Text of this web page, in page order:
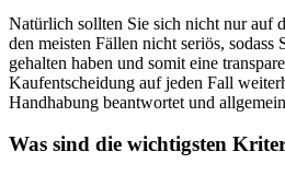
Natürlich sollten Sie sich nicht nur auf
den meisten Fällen nicht seriös,
gehalten haben und somit eine
Kaufentscheidung auf jeden Fall
Handhabung beantwortet und
Was sind die wichtigsten